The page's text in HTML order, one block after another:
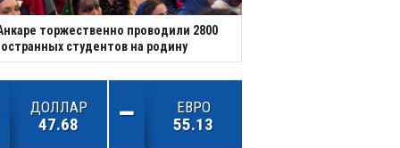
торжественно проводили 2800
студентов на родину
ДОЛЛАР
47.68
ЕВРО
55.13